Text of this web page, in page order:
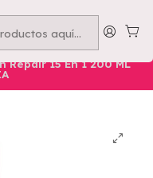
mínima $50.000
Cuidado Capilar
15 En 1 200 ML